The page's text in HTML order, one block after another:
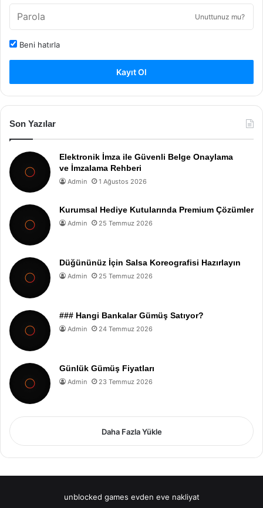
Unuttunuz mu?
Beni hatırla
Kayıt Ol
Son Yazılar
Elektronik İmza ile Güvenli Belge Onaylama
ve İmzalama Rehberi
Admin 1 Ağustos 2026
Kurumsal Hediye Kutularında Premium Çözümler
Admin 25 Temmuz 2026
Düğününüz İçin Salsa Koreografisi Hazırlayın
Admin 25 Temmuz 2026
### Hangi Bankalar Gümüş Satıyor?
Admin 24 Temmuz 2026
Günlük Gümüş Fiyatları
Admin 23 Temmuz 2026
Daha Fazla Yükle
unblocked games evden eve nakliyat